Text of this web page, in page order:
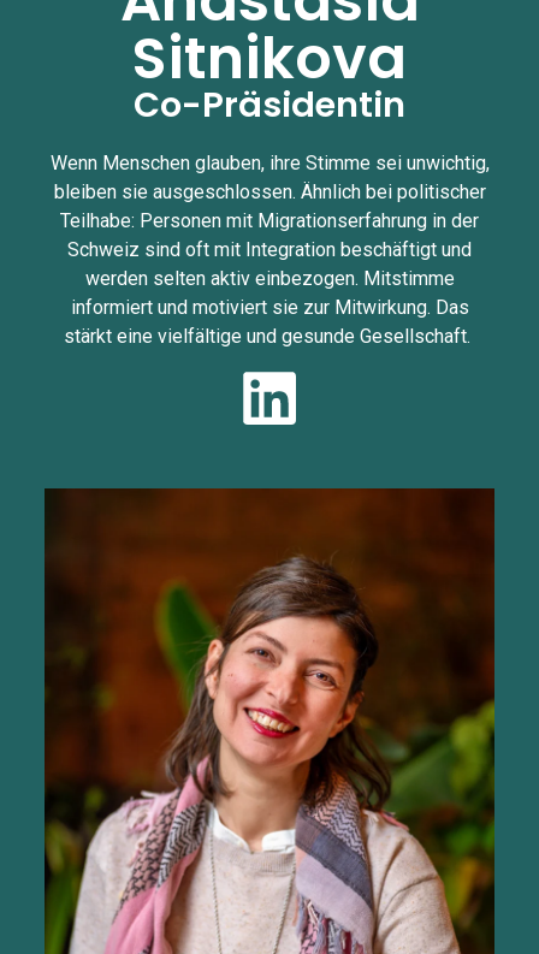
Sitnikova
Co-Präsidentin
Wenn Menschen glauben, ihre Stimme sei unwichtig,
bleiben sie ausgeschlossen. Ähnlich bei politischer
Teilhabe: Personen mit Migrationserfahrung in der
Schweiz sind oft mit Integration beschäftigt und
werden selten aktiv einbezogen. Mitstimme
informiert und motiviert sie zur Mitwirkung. Das
stärkt eine vielfältige und gesunde Gesellschaft.